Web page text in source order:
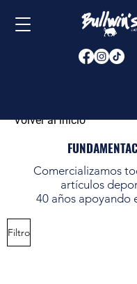
Volver al inicio
Comercializamos
artículos
40 años apoyando
Filtro